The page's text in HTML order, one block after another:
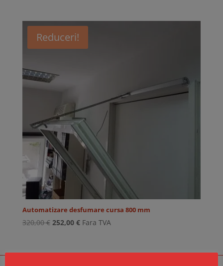
fost:
350,00 €.
273,00 €.
Reduceri!
Automatizare desfumare cursa 800 mm
320,00€ Prețul
252,00 €Prețul
Fara TVA